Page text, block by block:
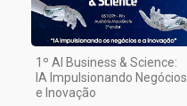
1º AI Business & Science:
IA Impulsionando Negócios
e Inovação